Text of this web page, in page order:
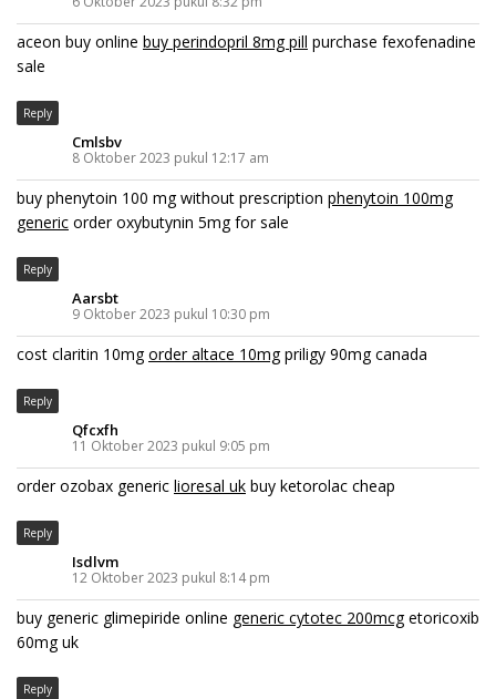
aceon buy online buy perindopril 8mg pill purchase fexofenadine
sale
Reply
Cmlsbv
8 Oktober 2023 pukul 12:17 am
buy phenytoin 100 mg without prescription phenytoin 100mg
generic order oxybutynin 5mg for sale
Reply
Aarsbt
9 Oktober 2023 pukul 10:30 pm
cost claritin 10mgorder altace 10mgpriligy 90mg canada
Reply
Qfcxfh
11 Oktober 2023 pukul 9:05 pm
order ozobax generic lioresal uk buy ketorolac cheap
Reply
Isdlvm
12 Oktober 2023 pukul 8:14 pm
buy generic glimepiride online generic cytotec 200mcgetoricoxib
60mg uk
Reply